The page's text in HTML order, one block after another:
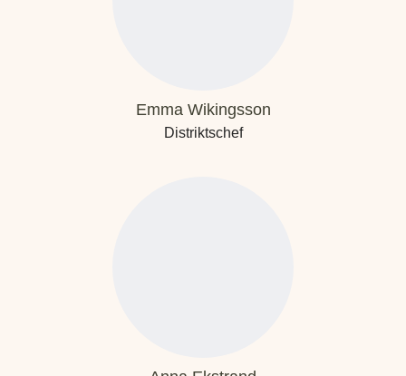
Emma Wikingsson
Distriktschef